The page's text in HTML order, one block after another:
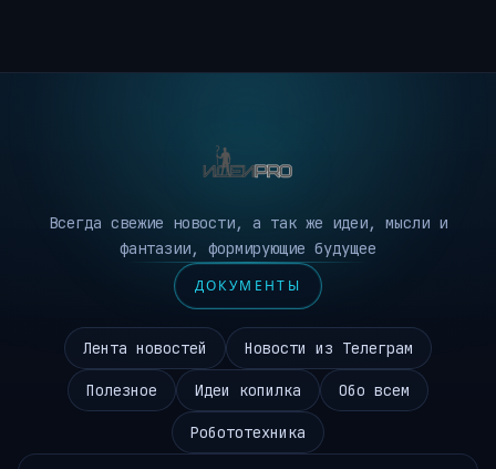
Всегда свежие новости, а так же идеи, мысли и
фантазии, формирующие будущее
ДОКУМЕНТЫ
Лента новостей Новости из Телеграм
Полезное Идеи копилка Обо всем
Робототехника